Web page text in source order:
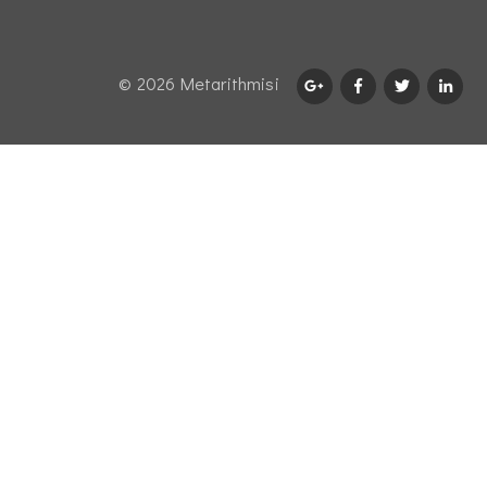
© 2026 Μetarithmisi